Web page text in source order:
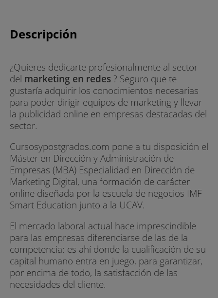
Descripción
¿Quieres dedicarte profesionalmente al sector
del marketing en redes ? Seguro que te
gustaría adquirir los conocimientos necesarias
para poder dirigir equipos de marketing y llevar
la publicidad online en empresas destacadas del
sector.
Cursosypostgrados.com pone a tu disposición el
Máster en Dirección y Administración de
Empresas (MBA) Especialidad en Dirección de
Marketing Digital, una formación de carácter
online diseñada por la escuela de negocios IMF
Smart Education junto a la UCAV.
El mercado laboral actual hace imprescindible
para las empresas diferenciarse de las de la
competencia: es ahí donde la cualificación de su
capital humano entra en juego, para garantizar,
por encima de todo, la satisfacción de las
necesidades del cliente.